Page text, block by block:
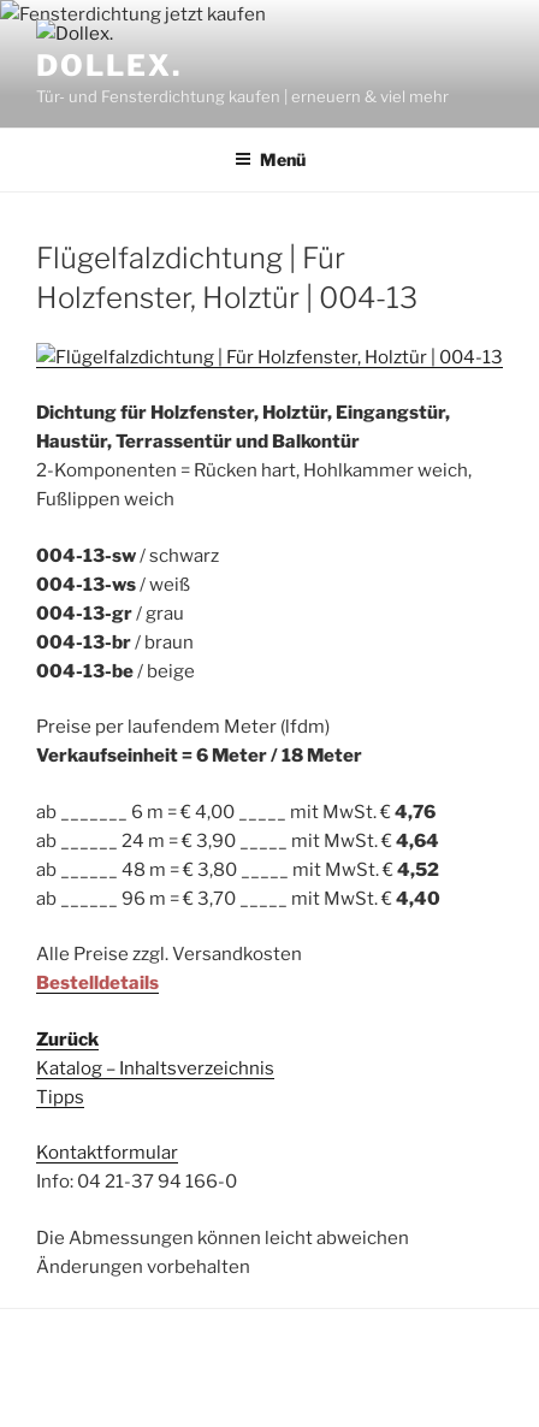
Zum
Inhalt
springenDOLLEX.
Tür- und Fensterdichtung kaufen | erneuern & viel mehr
Menü
Flügelfalzdichtung | Für
Holzfenster, Holztür | 004-13
Dichtung für Holzfenster, Holztür, Eingangstür,
Haustür, Terrassentür und Balkontür
2-Komponenten = Rücken hart, Hohlkammer weich,
Fußlippen weich
004-13-sw/ schwarz
004-13-ws/ weiß
004-13-gr/ grau
004-13-br/ braun
004-13-be/ beige
Preise per laufendem Meter (lfdm)
Verkaufseinheit = 6 Meter / 18 Meter
ab _______ 6 m = € 4,00 _____ mit MwSt. €4,76
ab ______ 24 m = € 3,90 _____ mit MwSt. €4,64
ab ______ 48 m = € 3,80 _____ mit MwSt. €4,52
ab ______ 96 m = € 3,70 _____ mit MwSt. €4,40
Alle Preise zzgl. Versandkosten
Bestelldetails
Zurück
Katalog – Inhaltsverzeichnis
Tipps
Kontaktformular
Info: 04 21-37 94 166-0
Die Abmessungen können leicht abweichen
Änderungen vorbehalten